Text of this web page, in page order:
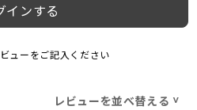
インする
ューをご記入ください
レビューを並べ替える>